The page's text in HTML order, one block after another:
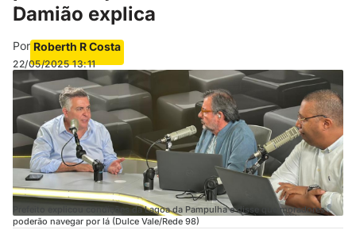
Damião explica
Por Roberth R Costa
22/05/2025 13:11
Prefeito explicou condições da Lagoa da Pampulha e disse que moradores
poderão navegar por lá (Dulce Vale/Rede 98)